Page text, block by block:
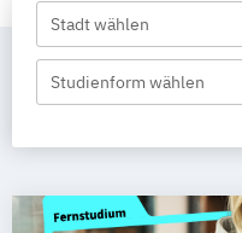
Stadt wählen
Studienform wählen